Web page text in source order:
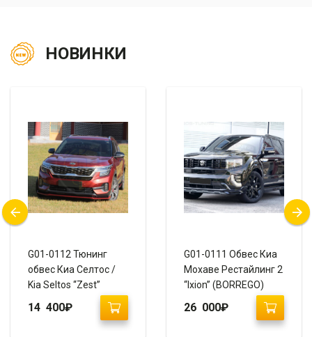
НОВИНКИ
G01-0112 Тюнинг
обвес Киа Селтос /
Kia Seltos “Zest”
14 400₽
G01-0111 Обвес Киа
Мохаве Рестайлинг 2
“Ixion” (BORREGO)
26 000₽